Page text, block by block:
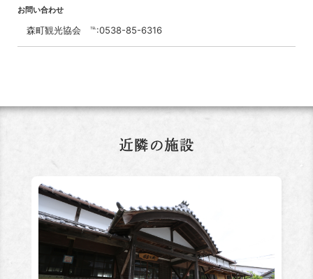
お問い合わせ
森町観光協会 ℡:0538-85-6316